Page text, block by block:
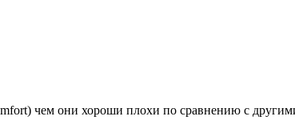
чем они хороши плохи по сравнению с